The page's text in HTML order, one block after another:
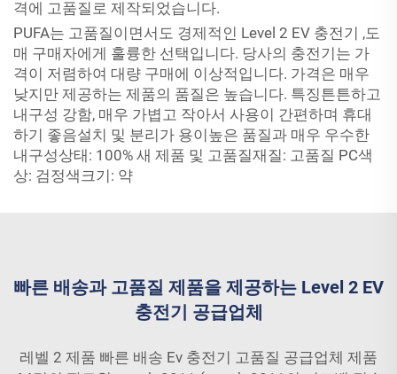
격에 고품질로 제작되었습니다.
PUFA는 고품질이면서도 경제적인 Level 2 EV 충전기 ,도
매 구매자에게 훌륭한 선택입니다. 당사의 충전기는 가
격이 저렴하여 대량 구매에 이상적입니다. 가격은 매우
낮지만 제공하는 제품의 품질은 높습니다. 특징튼튼하고
내구성 강함, 매우 가볍고 작아서 사용이 간편하며 휴대
하기 좋음설치 및 분리가 용이높은 품질과 매우 우수한
내구성상태: 100% 새 제품 및 고품질재질: 고품질 PC색
상: 검정색크기: 약
빠른 배송과 고품질 제품을 제공하는 Level 2 EV
충전기 공급업체
레벨 2 제품 빠른 배송 Ev 충전기 고품질 공급업체 제품